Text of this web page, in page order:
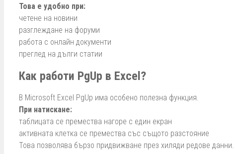
Това е удобно при:
четене на новини
разглеждане на форуми
работа с онлайн документи
преглед на дълги статии
Как работи PgUp в Excel?
В Microsoft Excel PgUp има особено полезна функция.
При натискане:
таблицата се премества нагоре с един екран
активната клетка се премества със същото разстояние
Това позволява бързо придвижване през хиляди редове данни.